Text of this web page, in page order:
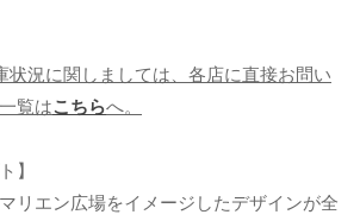
状況に関しましては、各店に直接お問い
覧はこちらへ。
】
リエン広場をイメージしたデザインが全